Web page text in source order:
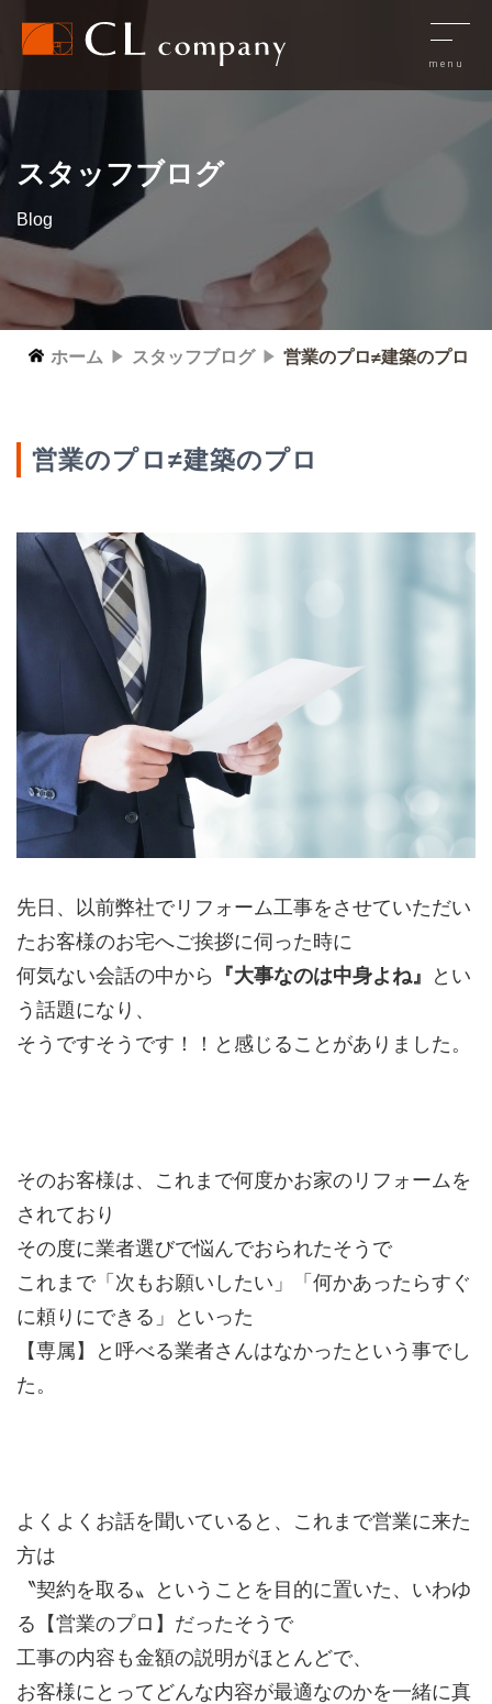
スタッフブログ
Blog
ホーム スタッフブログ 営業のプロ≠建築のプロ
営業のプロ≠建築のプロ
先日、以前弊社でリフォーム工事をさせていただい
たお客様のお宅へご挨拶に伺った時に
何気ない会話の中から
『大事なのは中身よね』
とい
う話題になり、
そうですそうです！！と感じることがありました。
そのお客様は、これまで何度かお家のリフォームを
されており
その度に業者選びで悩んでおられたそうで
これまで「次もお願いしたい」「何かあったらすぐ
に頼りにできる」といった
【専属】と呼べる業者さんはなかったという事でし
た。
よくよくお話を聞いていると、これまで営業に来た
方は
〝契約を取る〟ということを目的に置いた、いわゆ
る【営業のプロ】だったそうで
工事の内容も金額の説明がほとんどで、
お客様にとってどんな内容が最適なのかを一緒に真